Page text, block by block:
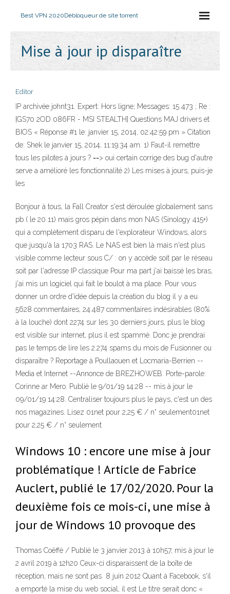
Best VPN 2020Débloqueur de site torrent
Mise à jour ip disparaître
Editor
IP archivée johnt31. Expert: Hors ligne; Messages: 15 473 ; Re :
[GS70 2OD 086FR - MSI STEALTH] Questions MAJ drivers et
BIOS « Réponse #1 le: janvier 15, 2014, 02:42:59 pm » Citation
de: Shek le janvier 15, 2014, 11:19:34 am. 1) Faut-il remettre
tous les pilotes à jours ? ==> oui certain corrige des bug d'autre
serve a amélioré les fonctionnalité 2) Les mises à jours, puis-je
les
Bonjour à tous, la Fall Creator s'est déroulée globalement sans
pb ( le 20 11) mais gros pépin dans mon NAS (Sinology 415+)
qui a complètement disparu de l'explorateur Windows, alors
que jusqu'à la 1703 RAS. Le NAS est bien là mais n'est plus
visible comme lecteur sous C/ : on y accède soit par le réseau
soit par l'adresse IP classique Pour ma part j'ai baissé les bras,
j'ai mis un logiciel qui fait le boulot à ma place. Pour vous
donner un ordre d'idée depuis la création du blog il y a eu
5628 commentaires, 24.487 commentaires indésirables (80%
à la louche) dont 2274 sur les 30 derniers jours, plus le blog
est visible sur internet, plus il est spammé. Donc je prendrai
pas le temps de lire les 2.274 spams du mois de Fusionner ou
disparaître ? Reportage à Poullaouen et Locmaria-Berrien --
Media et Internet --Annonce de BREZHOWEB. Porte-parole:
Corinne ar Mero. Publié le 9/01/19 14:28 -- mis à jour le
09/01/19 14:28. Centraliser toujours plus le pays, c'est un des
nos magazines. Lisez 01net pour 2,25 € / n° seulement01net
pour 2,25 € / n° seulement
Windows 10 : encore une mise à jour
problématique ! Article de Fabrice
Auclert, publié le 17/02/2020. Pour la
deuxième fois ce mois-ci, une mise à
jour de Windows 10 provoque des
Thomas Coëffé / Publié le 3 janvier 2013 à 10h57, mis à jour le
2 avril 2019 à 12h20 Ceux-ci disparaissent de la boîte de
réception, mais ne sont pas 8 juin 2012 Quant à Facebook, s'il
a emporté la mise du web social, il est Le titre serait donc «